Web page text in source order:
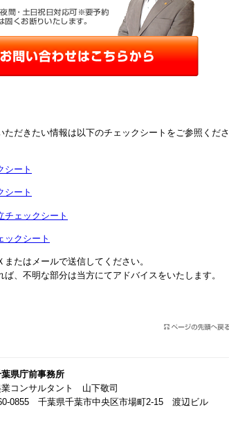
だきたい情報は以下のチェックシートをご参照くださ
シート
シート
チェックシート
ックシート
たはメールで送信してください。
、不明な部分は当方にてアドバイスをいたします。
県庁前事務所
業コンサルタント 山下敬司
0855 千葉県千葉市中央区市場町2-15 渡辺ビル